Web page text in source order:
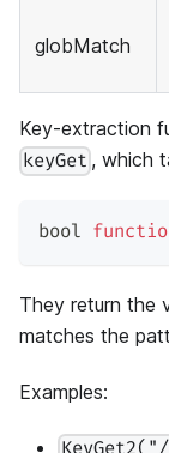
globMatch
Key-extraction
keyGet , which
bool
They return the
matches the
Examples: